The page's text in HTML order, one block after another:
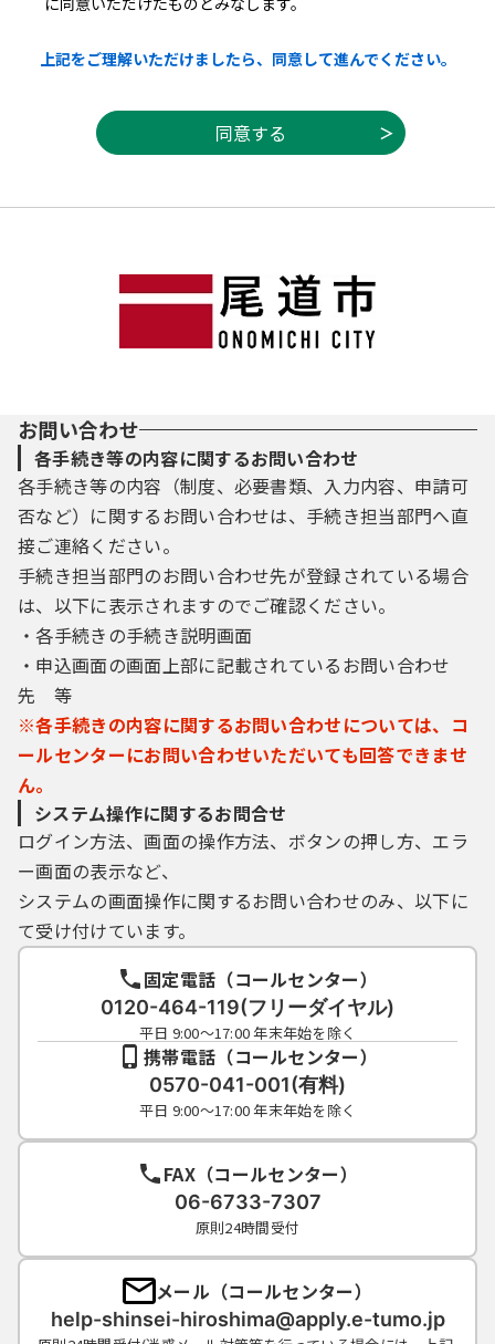
１ 目的
この規約は，利用者が広島県・市町共同利用
う。）を利用して広島県及び県内市町（以下
「県内自治体」という。）に申請・届出等の
（１）県内自治体は，この規約に従ってシス
テムを利用する者（以下「利用者」とい
う。）に対して，システムを提供するものと
します。なお，利用者は，利用の前に必ずこ
す。
（２）システムを利用する利用者は，この規
約に同意したものとします。
３ 利用者ＩＤ及びパスワードの取得・管理
（１）利用者は，システムにおいてログイン
認証が必要な手続きを申請する場合は，事前
に利用者ＩＤ及びパスワードを取得する必要
があります。
（２）登録された利用者ＩＤ及び個人情報等
は県内自治体で共同管理され，共通に利用で
（３）利用者は，システムの利用の際に取得
した利用者ＩＤ及び本人が登録したパスワー
し，第三者への漏えい防止に努めることとし
ます。
（４）県内自治体は，利用者ＩＤを必要とす
る手続においては，利用された利用者ＩＤ及
びパスワードに基づき，すべて当該利用者Ｉ
Ｄの利用者による行為であるとみなし，利用
者ＩＤ及びパスワードの事故により発生した
損害等について，一切の責任を負いません。
（５）利用者は，利用者ＩＤ又はパスワード
を亡失した場合には，改めて新規の利用者Ｉ
Ｄを取得するものとします。なお，その場
合，亡失した利用者ＩＤと同じ利用者ＩＤを
取得することはできません。
ステムを利用する場合は新規に利用者ＩＤを
取得するものとします。
（７）県内自治体及びシステム提供事業者(コ
ールセンターを含みます。)は，登録されてい
る利用者ＩＤ及び情報の内容又は既に発行さ
れた利用者ＩＤの亡失等に関する問合せに
は，一切お答えできません。
上記をご理解いただけましたら、同意して進んでください。
お問い合わせ
各手続き等の内容に関するお問い合わせ
各手続き等の内容（制度、必要書類、入力内容、申請可
否など）に関するお問い合わせは、手続き担当部門へ直
接ご連絡ください。
手続き担当部門のお問い合わせ先が登録されている場合
は、以下に表示されますのでご確認ください。
・各手続きの手続き説明画面
・申込画面の画面上部に記載されているお問い合わせ
先 等
※各手続きの内容に関するお問い合わせについては、コ
ールセンターにお問い合わせいただいても回答できませ
ん。
システム操作に関するお問合せ
ログイン方法、画面の操作方法、ボタンの押し方、エラ
ー画面の表示など、
システムの画面操作に関するお問い合わせのみ、以下に
て受け付けています。
固定電話（コールセンター）
0120-464-119(フリーダイヤル)
平日 9:00～17:00 年末年始を除く
携帯電話（コールセンター）
0570-041-001(有料)
平日 9:00～17:00 年末年始を除く
FAX（コールセンター）
06-6733-7307
原則24時間受付
メール（コールセンター）
help-shinsei-hiroshima@apply.e-tumo.jp